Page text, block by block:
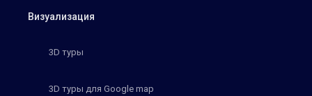
Визуализация
3D туры
3D туры для Google map